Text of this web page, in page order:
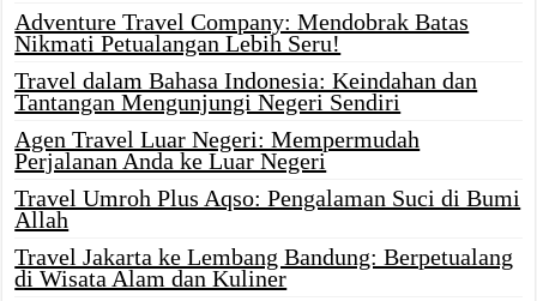
Adventure Travel Company: Mendobrak Batas
Nikmati Petualangan Lebih Seru!
Travel dalam Bahasa Indonesia: Keindahan dan
Tantangan Mengunjungi Negeri Sendiri
Agen Travel Luar Negeri: Mempermudah
Perjalanan Anda ke Luar Negeri
Travel Umroh Plus Aqso: Pengalaman Suci di Bumi
Allah
Travel Jakarta ke Lembang Bandung: Berpetualang
di Wisata Alam dan Kuliner